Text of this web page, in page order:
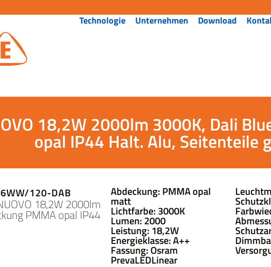
Technologie Unternehmen Download
18,2W 2000lm 3000K, Dali
opal IP44 Halt. Alu, Seitenteile
120-DAB
18,2W 2000lm
PMMA opal IP44
Abdeckung: PMMA opal
matt
Lichtfarbe: 3000K
Lumen: 2000
Leistung: 18,2W
Energieklasse: A++
Fassung: Osram
PrevaLEDLinear